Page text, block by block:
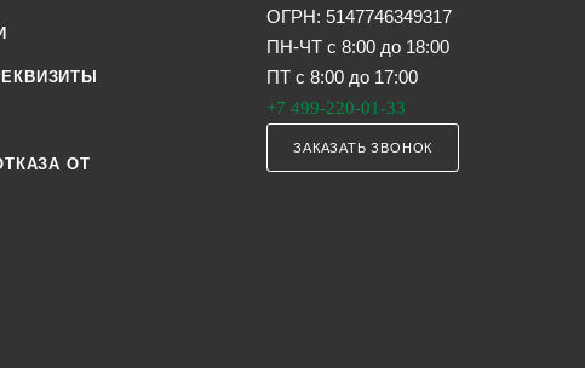
ОТ
ОГРН: 5147746349317
ПН-ЧТ с 8:00 до 18:00
ПТ с 8:00 до 17:00
+7 499-220-01-33
ЗАКАЗАТЬ ЗВОНОК